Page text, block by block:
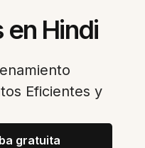
Hindi
Eficientes y
gratuita